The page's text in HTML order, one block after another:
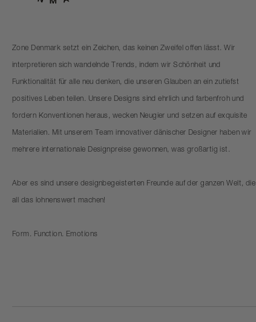
Zone Denmark setzt ein Zeichen, das keinen Zweifel offen lässt. Wir
interpretieren sich wandelnde Trends, indem wir Schönheit und
Funktionalität für alle neu denken, die unseren Glauben an ein zutiefst
positives Leben teilen. Unsere Designs sind ehrlich und farbenfroh und
fordern Konventionen heraus, wecken Neugier und setzen auf exquisite
Materialien. Mit unserem Team innovativer dänischer Designer haben wir
mehrere internationale Designpreise gewonnen, was großartig ist.
Aber es sind unsere designbegeisterten Freunde auf der ganzen Welt, die
all das lohnenswert machen!
Form. Function. Emotions